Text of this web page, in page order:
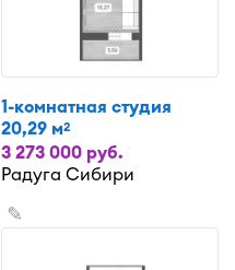
1-комнатная студия
20,29 м2
3 273 000 руб.
Радуга Сибири
✎